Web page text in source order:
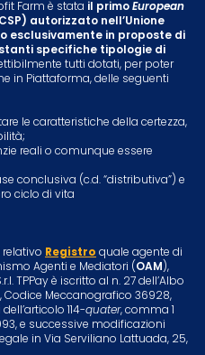
Farm è stata il primoEuropean
autorizzato nell’Unione
esclusivamente in proposte di
specifiche tipologie di
tutti dotati, per poter
in Piattaforma, delle seguenti
le caratteristiche della certezza,
reali o comunque essere
conclusiva (c.d. “distributiva”) e
ciclo di vita
relativo Registro quale agente di
Agenti e Mediatori (OAM),
TPPay è iscritto al n. 27 dell’Albo
Codice Meccanografico 36928,
114-quater, comma 1
e successive modificazioni
in Via Serviliano Lattuada, 25,